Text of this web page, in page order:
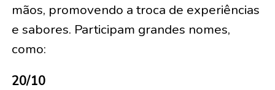
mãos, promovendo a troca de experiências
e sabores. Participam grandes nomes,
como:
20/10